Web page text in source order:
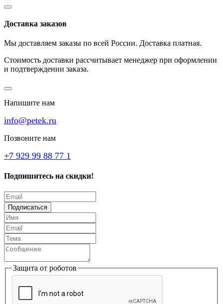
Доставка заказов
Мы доставляем заказы по всей России. Доставка платная.
Стоимость доставки рассчитывает менеджер при оформлении
и подтверждении заказа.
Напишите нам
info@petek.ru
Позвоните нам
+7 929 99 88 77 1
Подпишитесь на скидки!
Подписаться
Защита от роботов